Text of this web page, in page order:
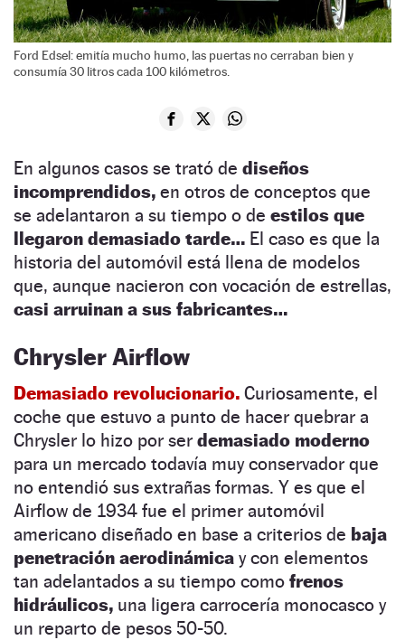
Ford Edsel: emitía mucho humo, las puertas no cerraban bien y
consumía 30 litros cada 100 kilómetros.
En algunos casos se trató de diseños
incomprendidos, en otros de conceptos que
se adelantaron a su tiempo o de estilos que
llegaron demasiado tarde… El caso es que la
historia del automóvil está llena de modelos
que, aunque nacieron con vocación de estrellas,
casi arruinan a sus fabricantes…
Chrysler Airflow
Demasiado revolucionario. Curiosamente, el
coche que estuvo a punto de hacer quebrar a
Chrysler lo hizo por ser demasiado moderno
para un mercado todavía muy conservador que
no entendió sus extrañas formas. Y es que el
Airflow de 1934 fue el primer automóvil
americano diseñado en base a criterios de baja
penetración aerodinámica y con elementos
tan adelantados a su tiempo como frenos
hidráulicos, una ligera carrocería monocasco y
un reparto de pesos 50-50.